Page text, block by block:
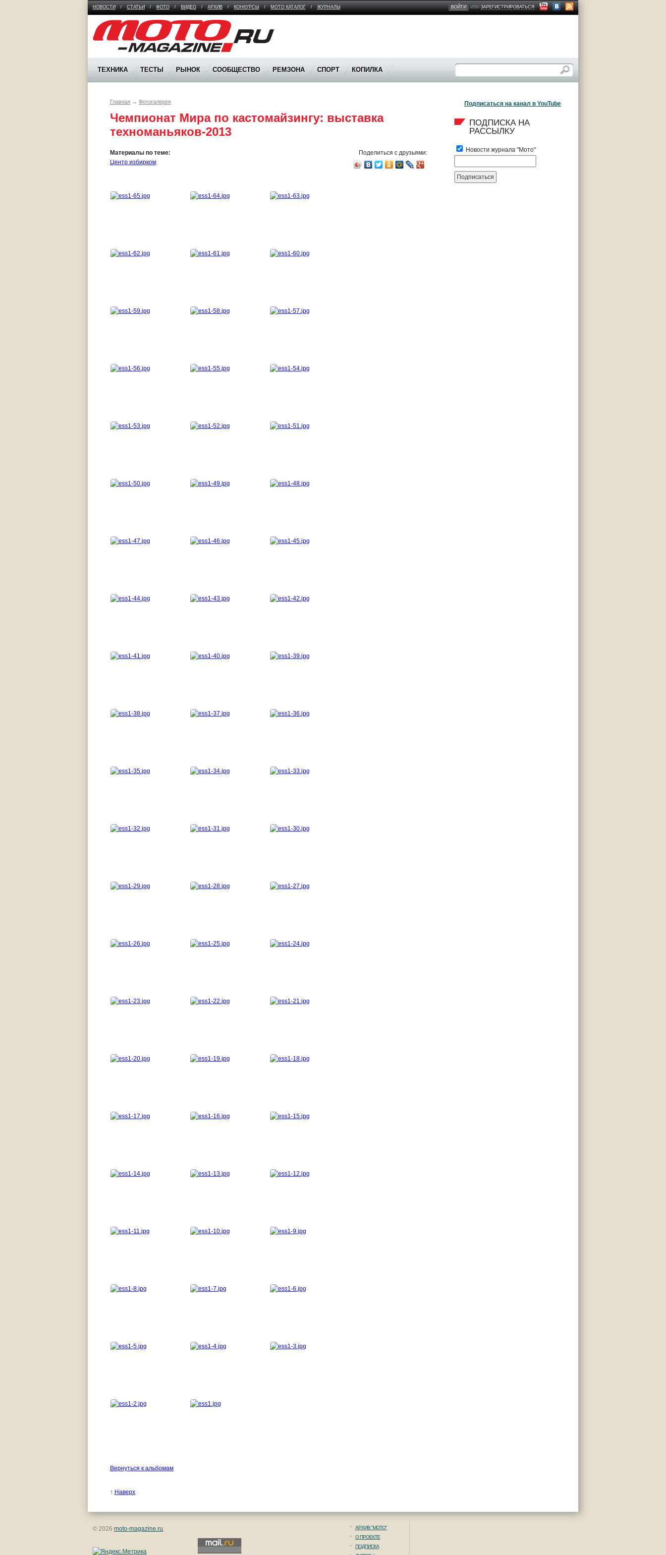
НОВОСТИ / СТАТЬИ / ФОТО / ВИДЕО / АРХИВ / КОНКУРСЫ / МОТО КАТАЛОГ / ЖУРНАЛЫ ВОЙТИ ИЛИЗАРЕГИСТРИРОВАТЬСЯ
Moto Magazine
ТЕХНИКА ТЕСТЫ РЫНОК СООБЩЕСТВО РЕМЗОНА СПОРТ КОПИЛКА
Главная → Фотогалерея
Чемпионат Мира по кастомайзингу: выставка
техноманьяков-2013
Материалы по теме:
Центр избирком
Поделиться с друзьями:
Вернуться к альбомам
↑ Наверх
Подписаться на канал в YouTube
ПОДПИСКА НА
РАССЫЛКУ
Новости журнала "Мото"
© 2026 moto-magazine.ru
АРХИВ "МОТО"
О ПРОЕКТЕ
ПОДПИСКА